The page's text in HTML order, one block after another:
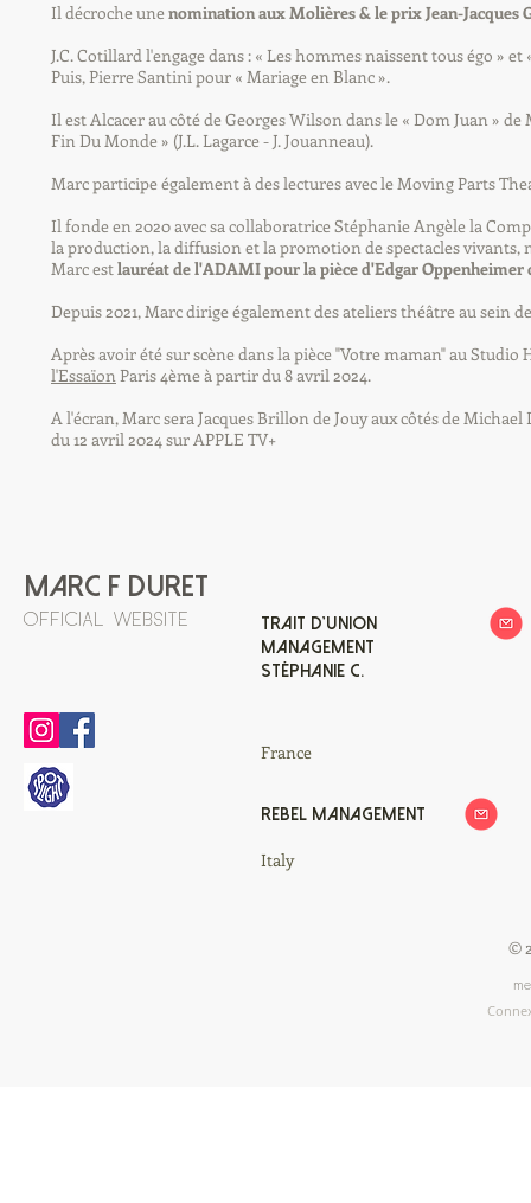
Il décroche une nomination aux Molières & le prix Jean-Jacques
J.C. Cotillard l'engage dans : « Les hommes naissent tous égo »
Puis, Pierre Santini pour « Mariage en Blanc ».
Il est Alcacer au côté de Georges Wilson dans le « Dom Juan »
Fin Du Monde » (J.L. Lagarce - J. Jouanneau).
Marc participe également à des lectures avec le Moving Parts
Il fonde en 2020 avec sa collaboratrice Stéphanie Angèle la
la production, la diffusion et la promotion de spectacles vivants,
Marc estlauréat de l'ADAMI pour la pièce d'Edgar Oppenheimer
Depuis 2021, Marc dirige également des ateliers théâtre au sein
Après avoir été sur scène dans la pièce "Votre maman" au
l'EssaïonParis 4ème à partir du 8 avril 2024.
A l'écran, Marc sera Jacques Brillon de Jouy aux côtés de
du 12 avril 2024 sur APPLE TV+
marc F duret
OFFICIAL WEBSITE
TRAIT D'UNION
MANAGEMENT
Stéphanie c.
France
REBEL MANAGEMENT
Italy
©